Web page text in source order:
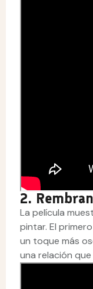
2.
La película
pintar. El
un toque más
una relación